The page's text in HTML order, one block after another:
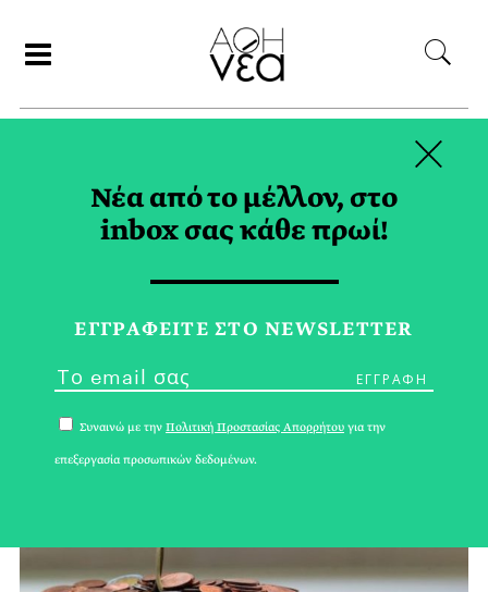
ΜΑΘΗΜΑΤΑ
ΟΙΚΟΝΟΜΙΑΣ TAG
Νέα από το μέλλον, στο
inbox σας κάθε πρωί!
ΕΓΓPΑΦΕΙΤΕ ΣΤΟ NEWSLETTER
Συναινώ με την Πολιτική Προστασίας Απορρήτου για την
επεξεργασία προσωπικών δεδομένων.
×